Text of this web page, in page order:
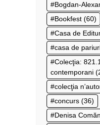
Bogdan-
Bookfest (60)
Casa de
casa de
Colecţia:
contemporani
colecţia
concurs (36)
Denisa